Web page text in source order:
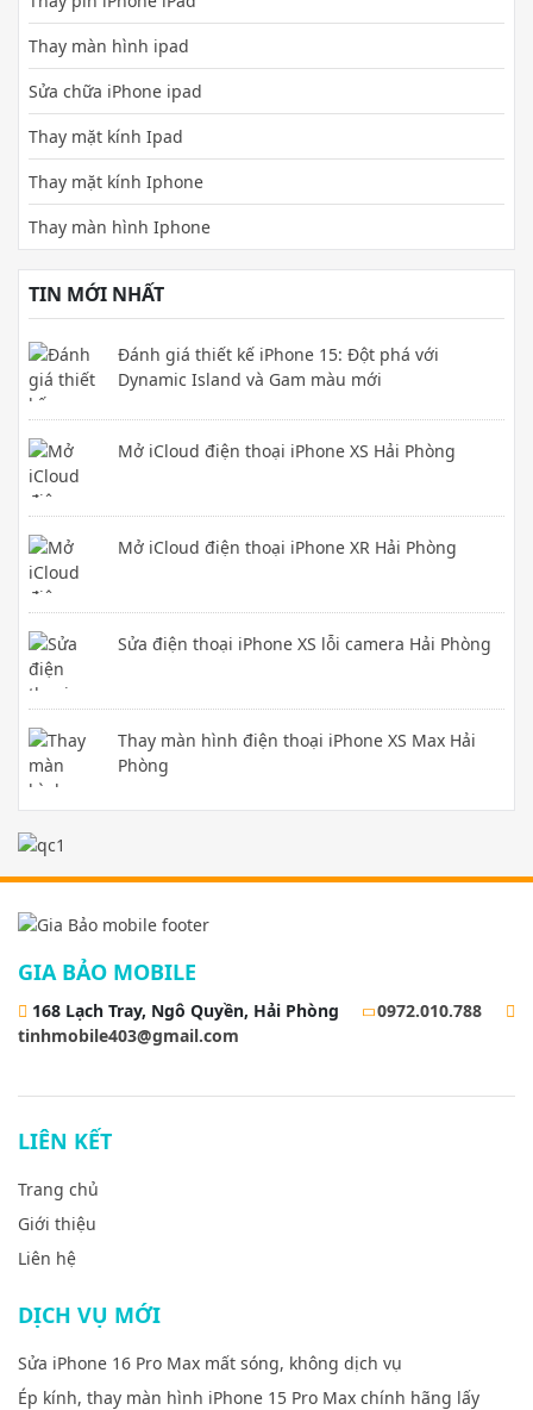
Thay màn hình ipad
Sửa chữa iPhone ipad
Thay mặt kính Ipad
Thay mặt kính Iphone
Thay màn hình Iphone
TIN MỚI NHẤT
Đánh giá thiết kế iPhone 15: Đột phá với
Dynamic Island và Gam màu mới
Mở iCloud điện thoại iPhone XS Hải Phòng
Mở iCloud điện thoại iPhone XR Hải Phòng
Sửa điện thoại iPhone XS lỗi camera Hải Phòng
Thay màn hình điện thoại iPhone XS Max Hải
Phòng
GIA BẢO MOBILE
168 Lạch Tray, Ngô Quyền, Hải Phòng
0972.010.788
tinhmobile403@gmail.com
LIÊN KẾT
Trang chủ
Giới thiệu
Liên hệ
DỊCH VỤ MỚI
Sửa iPhone 16 Pro Max mất sóng, không dịch vụ
Ép kính, thay màn hình iPhone 15 Pro Max chính hãng lấy